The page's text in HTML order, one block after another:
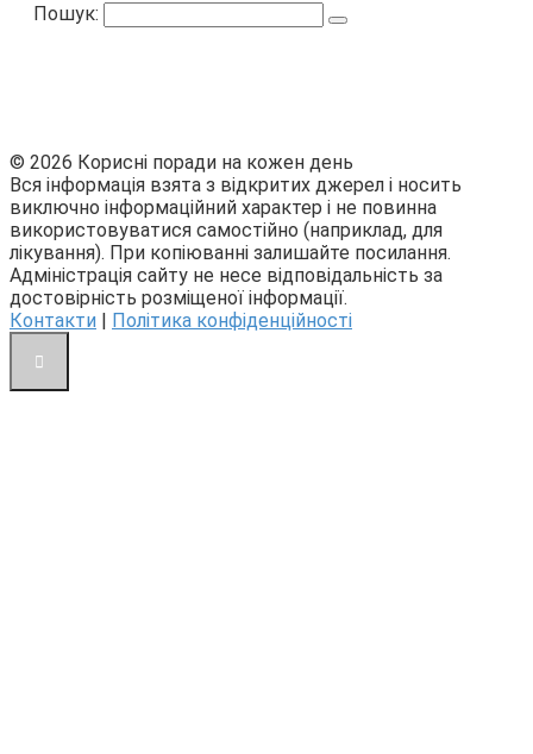
Пошук:
© 2026 Корисні поради на кожен день
Вся інформація взята з відкритих джерел і носить
виключно інформаційний характер і не повинна
використовуватися самостійно (наприклад, для
лікування). При копіюванні залишайте посилання.
Адміністрація сайту не несе відповідальність за
достовірність розміщеної інформації.
Контакти | Політика конфіденційності